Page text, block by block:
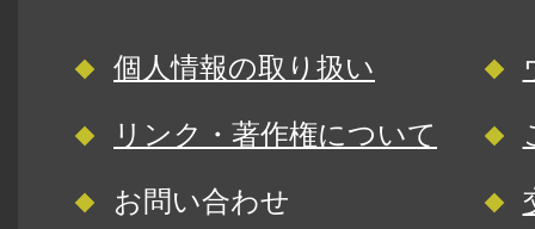
個人情報の取り扱い
リンク・著作権について
お問い合わせ